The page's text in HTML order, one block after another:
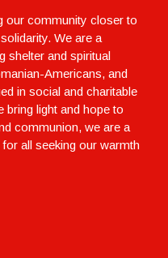
our community closer to
We are a
shelter and spiritual
Americans, and
in social and charitable
bring light and hope to
communion, we are a
all seeking our warmth